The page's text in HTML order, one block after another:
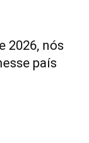
2026, nós
país